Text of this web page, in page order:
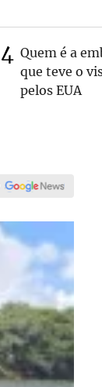
Quem é a
que teve o
pelos EUA